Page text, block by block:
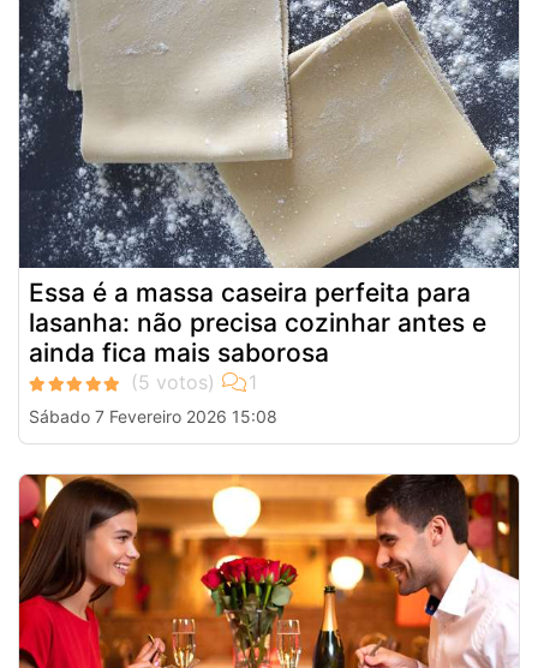
Essa é a massa caseira perfeita para
lasanha: não precisa cozinhar antes e
ainda fica mais saborosa
Sábado 7 Fevereiro 2026 15:08